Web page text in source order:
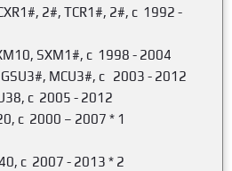
2#, TCR1#, 2#, c 1992 -
SXM1#, c 1998 - 2004
GSU3#, MCU3#, c 2003 - 2012
c 2005 - 2012
c 2000 – 2007 * 1
c 2007 - 2013 * 2